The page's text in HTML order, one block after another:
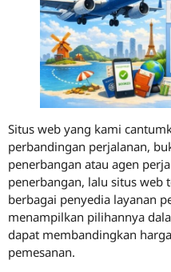
Situs web yang kami
perbandingan perjalanan,
penerbangan atau agen
penerbangan, lalu situs web
berbagai penyedia layanan
menampilkan pilihannya
dapat membandingkan
pemesanan.